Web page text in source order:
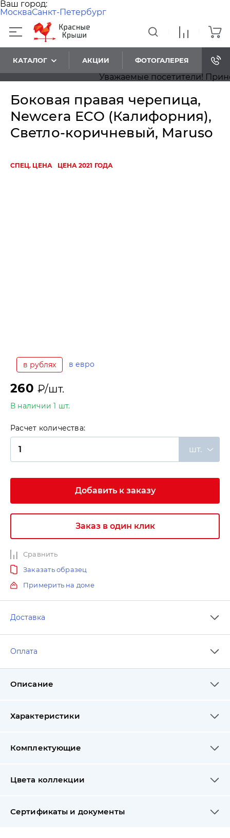
Ваш город:
МоскваСанкт-Петербург
КАТАЛОГ АКЦИИ ФОТОГАЛЕРЕЯ
Уважаемые посетители!
Боковая правая черепица,
Newcera ECO (Калифорния),
Светло-коричневый, Maruso
СПЕЦ. ЦЕНА ЦЕНА 2021 ГОДА
в рублях в евро
260₽/шт.
В наличии 1 шт.
Расчет количества:
шт.
Добавить к заказу
Заказ в один клик
Сравнить
Заказать образец
Примерить на доме
Доставка
Оплата
Описание
Характеристики
Комплектующие
Цвета коллекции
Сертификаты и документы